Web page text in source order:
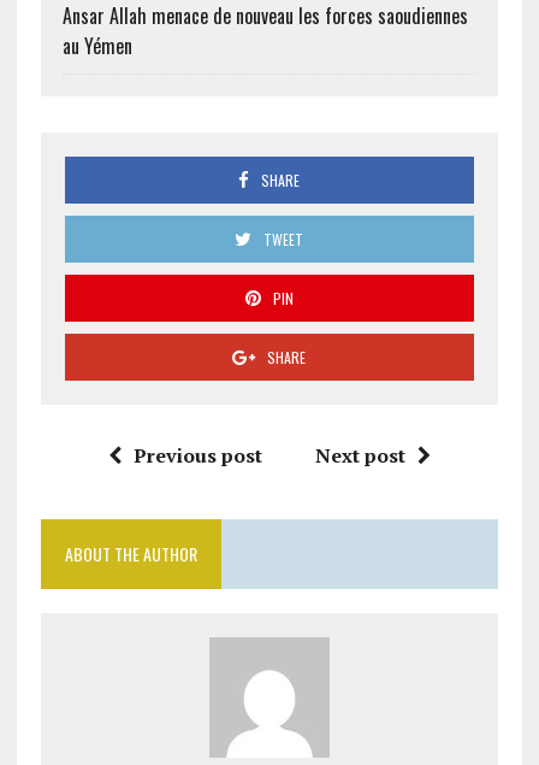
Ansar Allah menace de nouveau les forces saoudiennes
au Yémen
SHARE
TWEET
PIN
SHARE
Previous post Next post
ABOUT THE AUTHOR